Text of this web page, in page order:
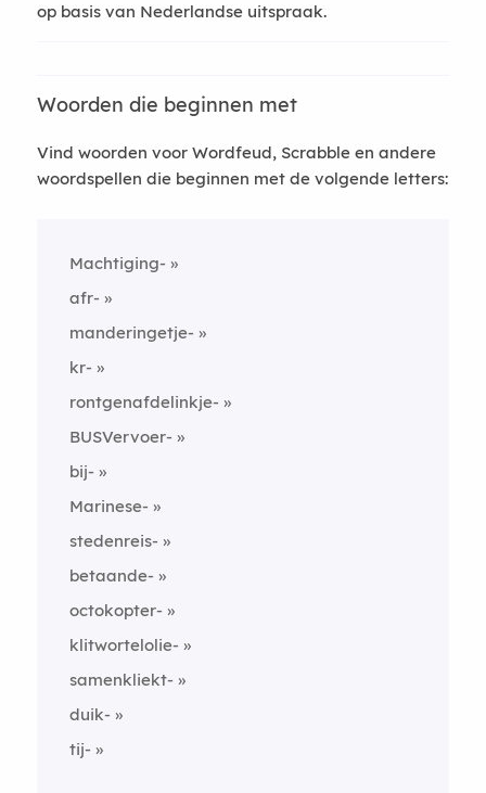
op basis van Nederlandse uitspraak.
Woorden die beginnen met
Vind woorden voor Wordfeud, Scrabble en andere
woordspellen die beginnen met de volgende letters:
Machtiging-
afr-
manderingetje-
kr-
rontgenafdelinkje-
BUSVervoer-
bij-
Marinese-
stedenreis-
betaande-
octokopter-
klitwortelolie-
samenkliekt-
duik-
tij-